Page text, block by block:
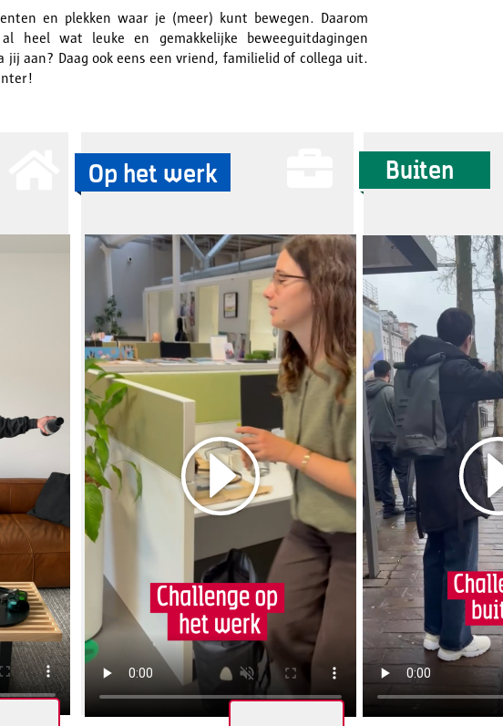
en plekken waar je (meer) kunt bewegen. Daarom
heel wat leuke en gemakkelijke beweeguitdagingen
jij aan? Daag ook eens een vriend, familielid of collega uit.
Buiten
Op het werk